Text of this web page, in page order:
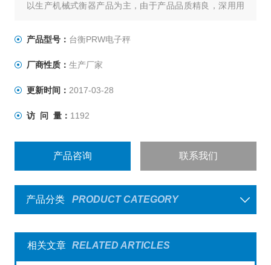
以生产机械式衡器产品为主，由于产品品质精良，深用用
*"的信念，不断推出一系列高品质产品，提高生产效益，同
创造无限的价值与优势，是您值得信赖的事业伙伴。
产品型号： 台衡PRW电子秤
厂商性质： 生产厂家
更新时间： 2017-03-28
访 问 量： 1192
产品咨询 联系我们
产品分类 PRODUCT CATEGORY
相关文章 RELATED ARTICLES